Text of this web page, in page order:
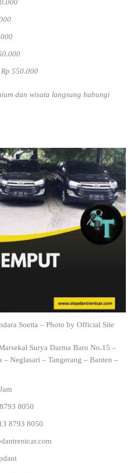
550.000
dan wisata langsung hubungi
Soetta – Photo by Official Site
Surya Darma Baru No.15 –
– Neglasari – Tangerang – Banten –
8050
8793 8050